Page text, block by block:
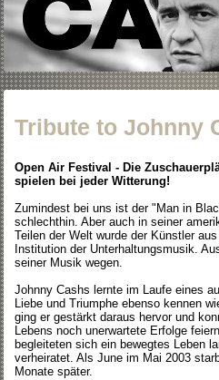
Tribute to Johnny
Open Air Festival - Die
spielen bei jeder Witterung!
Zumindest bei uns ist der "Man in
schlechthin. Aber auch in seiner
Teilen der Welt wurde der Künstler
Institution der Unterhaltungsmusik.
seiner Musik wegen.
Johnny Cashs lernte im Laufe eines
Liebe und Triumphe ebenso kennen
ging er gestärkt daraus hervor und
Lebens noch unerwartete Erfolge
begleiteten sich ein bewegtes Leben
verheiratet. Als June im Mai 2003
Monate später.